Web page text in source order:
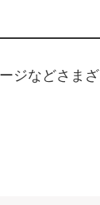
ジなどさま